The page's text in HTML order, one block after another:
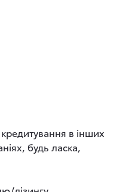
в інших
будь ласка,